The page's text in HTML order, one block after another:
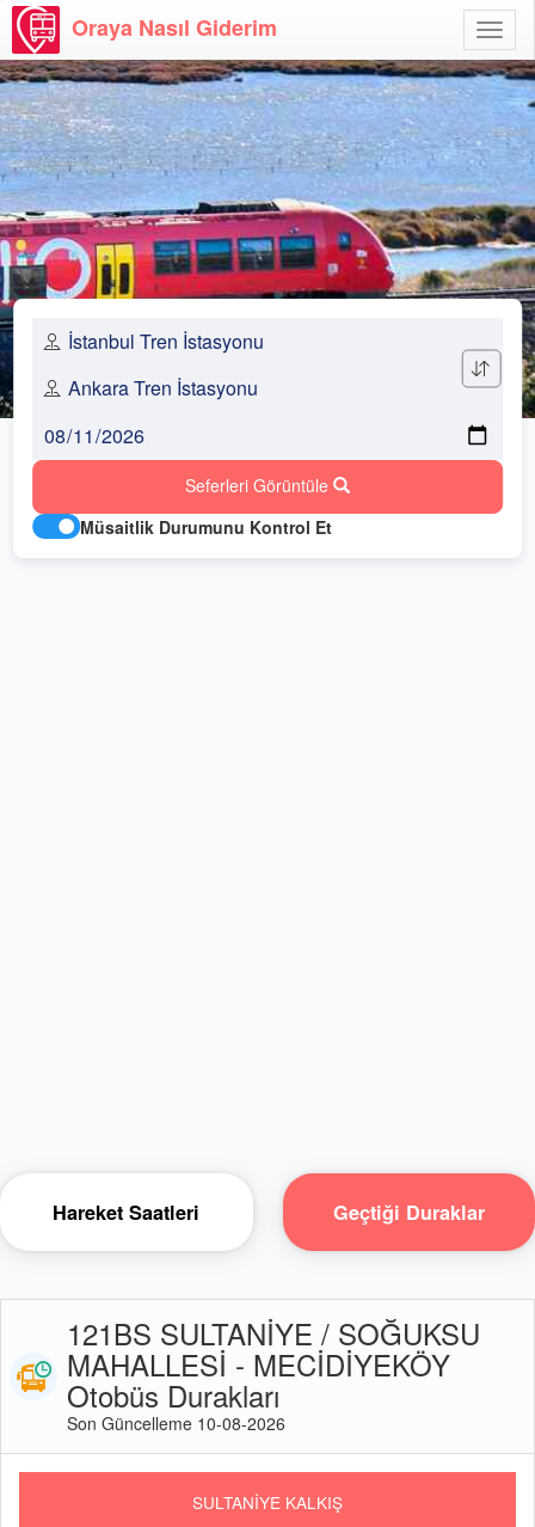
Aç
Oraya Nasıl Giderim
Seferleri Görüntüle
Müsaitlik Durumunu Kontrol Et
Hareket Saatleri Geçtiği Duraklar
121BS SULTANİYE / SOĞUKSU
MAHALLESİ - MECİDİYEKÖY
Otobüs Durakları
Son Güncelleme 10-08-2026
SULTANİYE KALKIŞ